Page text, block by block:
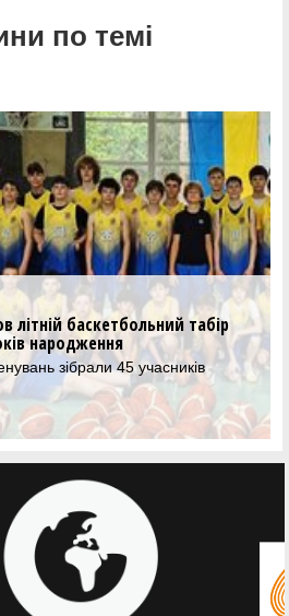
по темі
баскетбольний табір
народження
зібрали 45 учасників